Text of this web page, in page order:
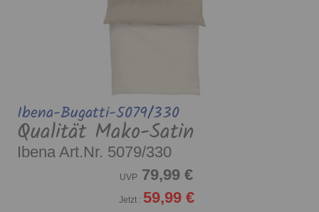
Ibena-Bugatti-5079/330
Qualität Mako-Satin
Ibena Art.Nr. 5079/330
UVP 79,99 €
Jetzt : 59,99 €